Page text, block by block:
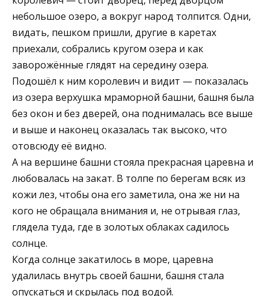
небольшое озеро, а вокруг народ толпится. Одни,
видать, пешком пришли, другие в каретах
приехали, собрались кругом озера и как
заворожённые глядят на середину озера.
Подошёл к ним королевич и видит — показалась
из озера верхушка мраморной башни, башня была
без окон и без дверей, она поднималась все выше
и выше и наконец оказалась так высоко, что
отовсюду её видно.
А на вершине башни стояла прекрасная царевна и
любовалась на закат. В толпе по берегам всяк из
кожи лез, чтобы она его заметила, она же ни на
кого не обращала внимания и, не отрывая глаз,
глядела туда, где в золотых облаках садилось
солнце.
Когда солнце закатилось в море, царевна
удалилась внутрь своей башни, башня стала
опускаться и скрылась под водой.